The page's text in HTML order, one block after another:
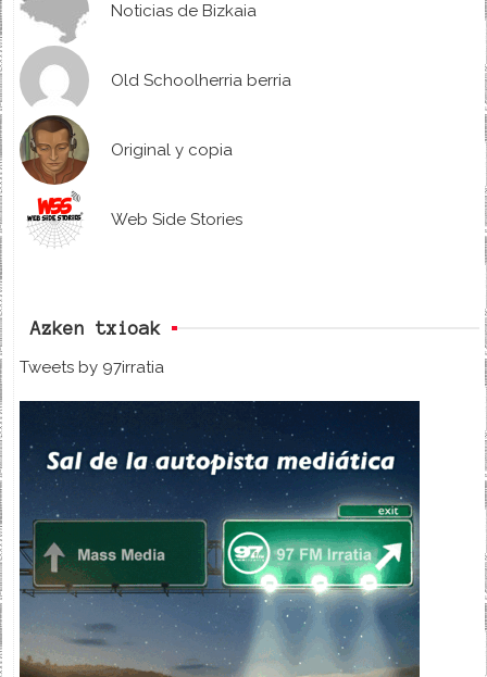
Noticias de Bizkaia
Old Schoolherria berria
Original y copia
Web Side Stories
Azken txioak
Tweets by 97irratia